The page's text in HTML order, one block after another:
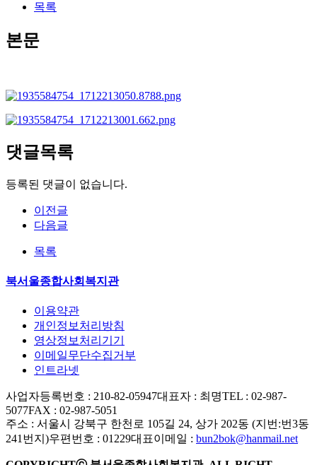
목록
본문
댓글목록
등록된 댓글이 없습니다.
이전글
다음글
목록
북서울종합사회복지관
이용약관
개인정보처리방침
영상정보처리기기
이메일무단수집거부
인트라넷
사업자등록번호 : 210-82-05947대표자 : 최명TEL : 02-987-
5077FAX : 02-987-5051
주소 : 서울시 강북구 한천로 105길 24, 상가 202동 (지번:번3동
241번지)우편번호 : 01229대표이메일 : bun2bok@hanmail.net